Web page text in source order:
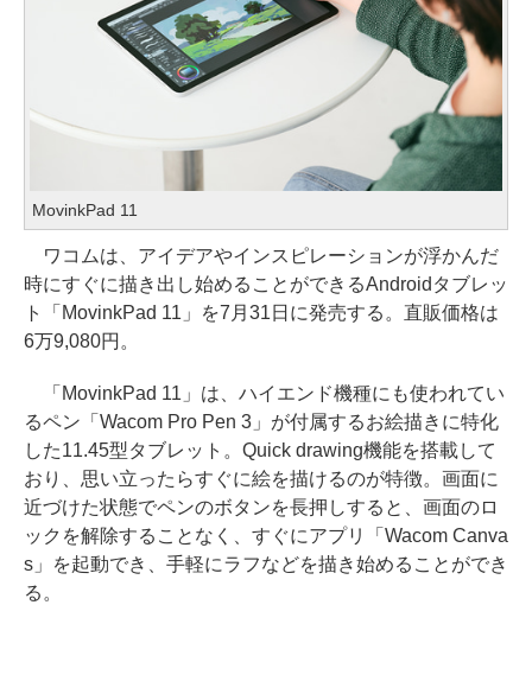
MovinkPad 11
ワコムは、アイデアやインスピレーションが浮かんだ
時にすぐに描き出し始めることができるAndroidタブレッ
ト「MovinkPad 11」を7月31日に発売する。直販価格は
6万9,080円。
「MovinkPad 11」は、ハイエンド機種にも使われてい
るペン「Wacom Pro Pen 3」が付属するお絵描きに特化
した11.45型タブレット。Quick drawing機能を搭載して
おり、思い立ったらすぐに絵を描けるのが特徴。画面に
近づけた状態でペンのボタンを長押しすると、画面のロ
ックを解除することなく、すぐにアプリ「Wacom Canva
s」を起動でき、手軽にラフなどを描き始めることができ
る。